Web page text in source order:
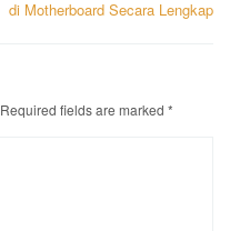
di Motherboard Secara Lengkap
Required fields are marked *